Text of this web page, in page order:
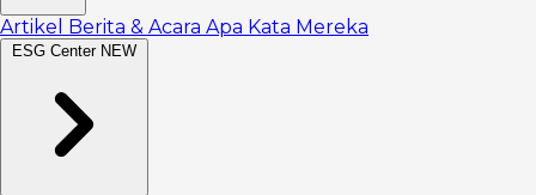
Artikel Berita & Acara Apa Kata Mereka
ESG Center NEW